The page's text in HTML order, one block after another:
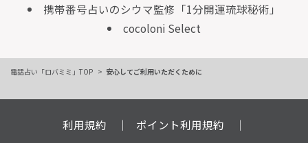
携帯番号占いのシウマ監修「1分開運琉球秘術」
cocoloni Select
電話占い「ロバミミ」TOP 安心してご利用いただくために
利用規約 ポイント利用規約